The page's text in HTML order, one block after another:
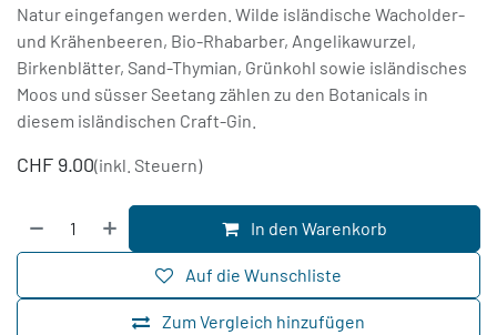
Natur eingefangen werden. Wilde isländische Wacholder-
und Krähenbeeren, Bio-Rhabarber, Angelikawurzel,
Birkenblätter, Sand-Thymian, Grünkohl sowie isländisches
Moos und süsser Seetang zählen zu den Botanicals in
diesem isländischen Craft-Gin.
CHF 9.00(inkl. Steuern)
In den Warenkorb
Zum Vergleich hinzufügen
Auf die Wunschliste